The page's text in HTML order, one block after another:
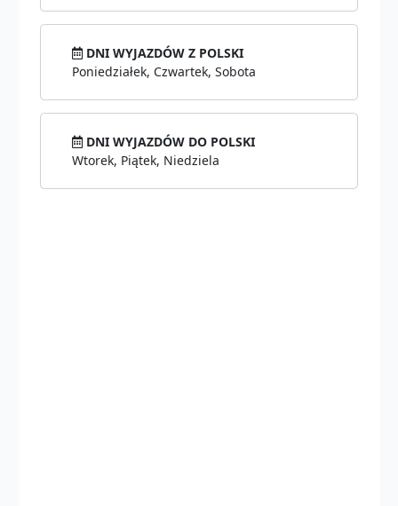
DNI WYJAZDÓW Z POLSKI
Poniedziałek, Czwartek, Sobota
DNI WYJAZDÓW DO POLSKI
Wtorek, Piątek, Niedziela